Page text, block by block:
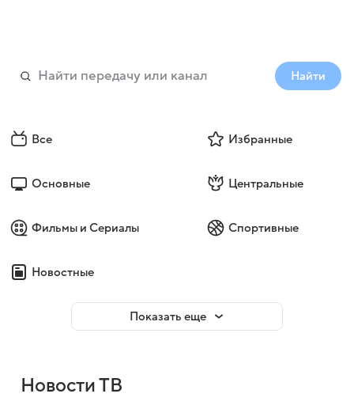
Найти
Все Избранные
Основные Центральные
Фильмы и Сериалы Спортивные
Новостные
Показать еще
Новости ТВ